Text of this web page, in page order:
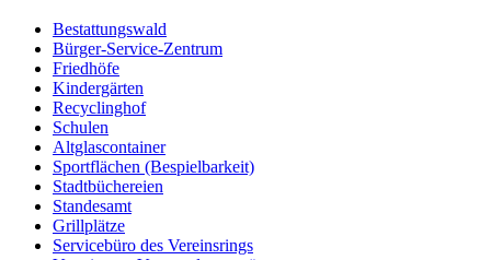
Bestattungswald
Bürger-Service-Zentrum
Friedhöfe
Kindergärten
Recyclinghof
Schulen
Altglascontainer
Sportflächen (Bespielbarkeit)
Stadtbüchereien
Standesamt
Grillplätze
Servicebüro des Vereinsrings